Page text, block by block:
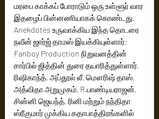
மரபை காக்கப் போராடும் ஒரு உள்ளூர் வார
இதழைப் பின்னணியாகக் கொண்டது.
Anekdotes உருவாக்கிய இந்த தொடரை
நவீன் ஜார்ஜ் தாமஸ் இயக்கியுள்ளார்;
Fanboy Production நிறுவனத்தின்
சார்பில் ஜித்தின் துரை தயாரித்துள்ளார்.
ரிஷிகாந்த், அப்தூல் லீ, மௌரிஷ் தாஸ்,
அத்விதா அறுமுகம், R.பாண்டியராஜன்,
சின்னி ஜெயந்த், ரினி மற்றும் நந்திதா
ஸ்ரீகுமார் முக்கிய கதாபாத்திரங்களில்